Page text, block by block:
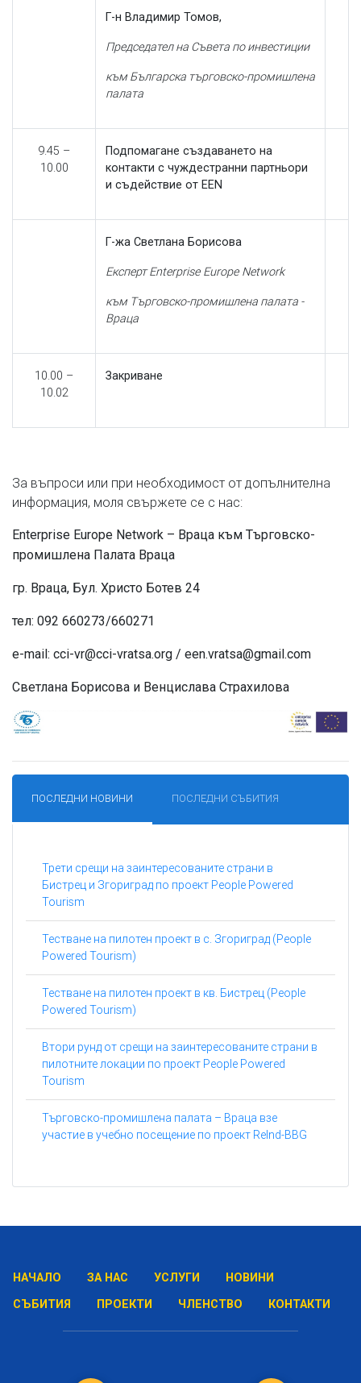
Г-н Владимир Томов,
Председател на Съвета по инвестиции
към Българска търговско-промишлена
палата
9.45 –
10.00
Подпомагане създаването на
контакти с чуждестранни партньори
и съдействие от EEN
Г-жа Светлана Борисова
ЕкспертEnterprise Europe Network
към Търговско-промишлена палата -
Враца
10.00 –
10.02
Закриване
За въпроси или при необходимост от допълнителна
информация, моля свържете се с нас:
Enterprise Europe Network – Враца към Търговско-
промишлена Палата Враца
гр. Враца, Бул. Христо Ботев 24
тел: 092 660273/660271
e-mail: cci-vr@cci-vratsa.org / een.vratsa@gmail.com
Светлана Борисова и Венцислава Страхилова
ПОСЛЕДНИ НОВИНИ ПОСЛЕДНИ СЪБИТИЯ
Трети срещи на заинтересованите страни в
Бистрец и Згориград по проект People Powered
Tourism
Тестване на пилотен проект в с. Згориград (People
Powered Tourism)
Тестване на пилотен проект в кв. Бистрец (People
Powered Tourism)
Втори рунд от срещи на заинтересованите страни в
пилотните локации по проект People Powered
Tourism
Търговско-промишлена палата – Враца взе
участие в учебно посещение по проект ReInd-BBG
НАЧАЛО ЗА НАС УСЛУГИ
НОВИНИ
СЪБИТИЯ
ПРОЕКТИ ЧЛЕНСТВО КОНТАКТИ